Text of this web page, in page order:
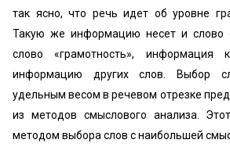
так ясно, что речь идет об уровне
Такую же информацию несет и слово
слово «грамотность», информация
информацию других слов. Выбор
удельным весом в речевом отрезке
из методов смыслового анализа.
методом выбора слов с наибольшей